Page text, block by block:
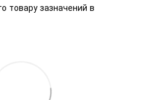
товару зазначений в